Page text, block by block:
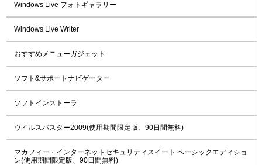
Windows Live フォトギャラリー
Windows Live Writer
おすすめメニューガジェット
ソフト&サポートナビゲーター
ソフトインストーラ
ウイルスバスター2009(使用期間限定版、90日間無料)
マカフィー・インターネットセキュリティスイート ベーシックエディショ
ン(使用期間限定版、90日間無料)